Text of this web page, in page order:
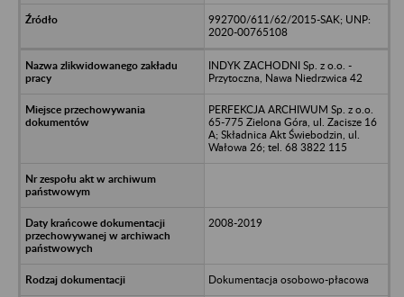
992700/611/62/2015-SAK; UNP:
2020-00765108
INDYK ZACHODNI Sp. z o.o. -
Przytoczna, Nawa Niedrzwica 42
PERFEKCJA ARCHIWUM Sp. z o.o.
65-775 Zielona Góra, ul. Zacisze 16
A; Składnica Akt Świebodzin, ul.
Wałowa 26; tel. 68 3822 115
2008-2019
Dokumentacja osobowo-płacowa